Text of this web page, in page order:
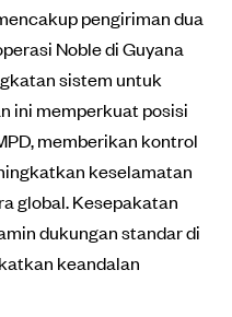
pengiriman dua
Noble di Guyana
sistem untuk
ini memperkuat posisi
memberikan kontrol
keselamatan
global. Kesepakatan
dukungan standar di
keandalan